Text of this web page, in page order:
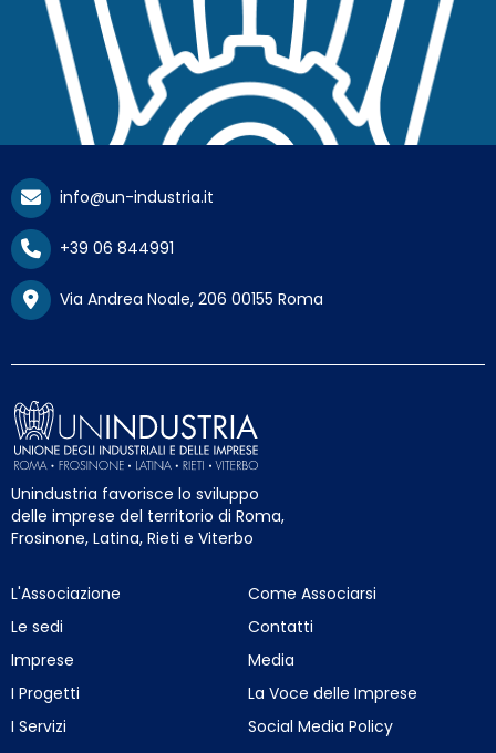
info@un-industria.it
+39 06 844991
Via Andrea Noale, 206 00155 Roma
Unindustria favorisce lo sviluppo
delle imprese del territorio di Roma,
Frosinone, Latina, Rieti e Viterbo
L'Associazione
Le sedi
Imprese
I Progetti
I Servizi
Come Associarsi
Contatti
Media
La Voce delle Imprese
Social Media Policy